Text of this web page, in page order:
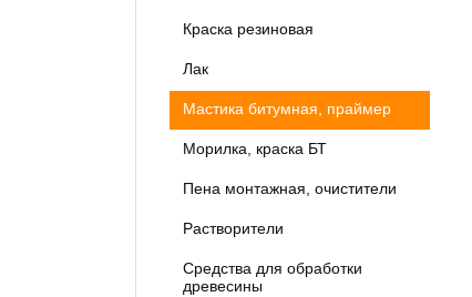
Краска резиновая
Лак
Мастика битумная, праймер
Морилка, краска БТ
Пена монтажная, очистители
Растворители
Средства для обработки
древесины